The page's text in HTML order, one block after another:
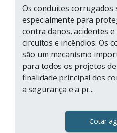
Os conduítes corrugados
especialmente para
contra danos, acidentes
circuitos e incêndios. Os
são um mecanismo
para todos os projetos
finalidade principal dos
a segurança e a pr...
Cotar